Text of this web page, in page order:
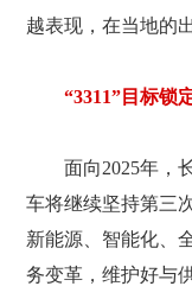
越表现，在当地的
“3311”目标锁
面向2025年，
车将继续坚持第三
新能源、智能化、
务变革，维护好与